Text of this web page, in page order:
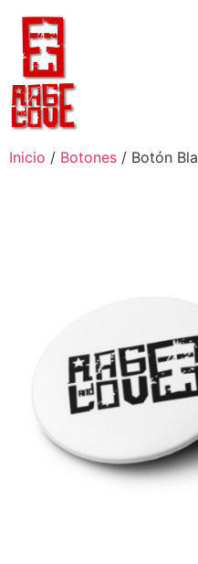
Inicio / Botones / Botón